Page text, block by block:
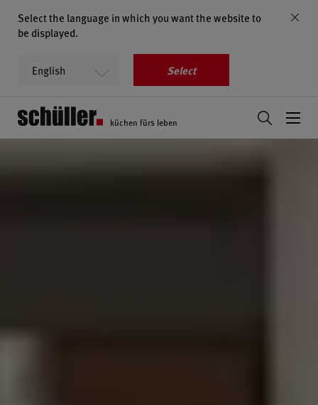
Select the language in which you want the website to
be displayed.
Select
küchen fürs leben